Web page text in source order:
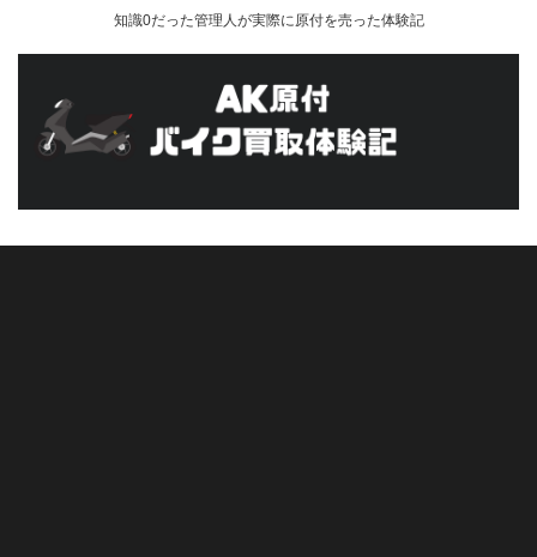
知識0だった管理人が実際に原付を売った体験記